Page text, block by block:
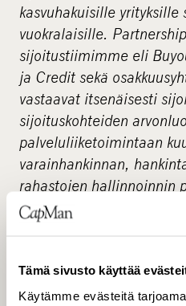
Tämä sivusto käyttää
Käytämme evästeitä
kasvuhakuisille yrityksille
vuokralaisille.
sijoitustiimimme eli
ja Credit sekä
vastaavat itsenäisesti
sijoituskohteiden
palveluliiketoimintaan
varainhankinnan,
rahastojen hallinnoinnin
että ulkoisille asiakkaille.
noin 100
euron pääomia.